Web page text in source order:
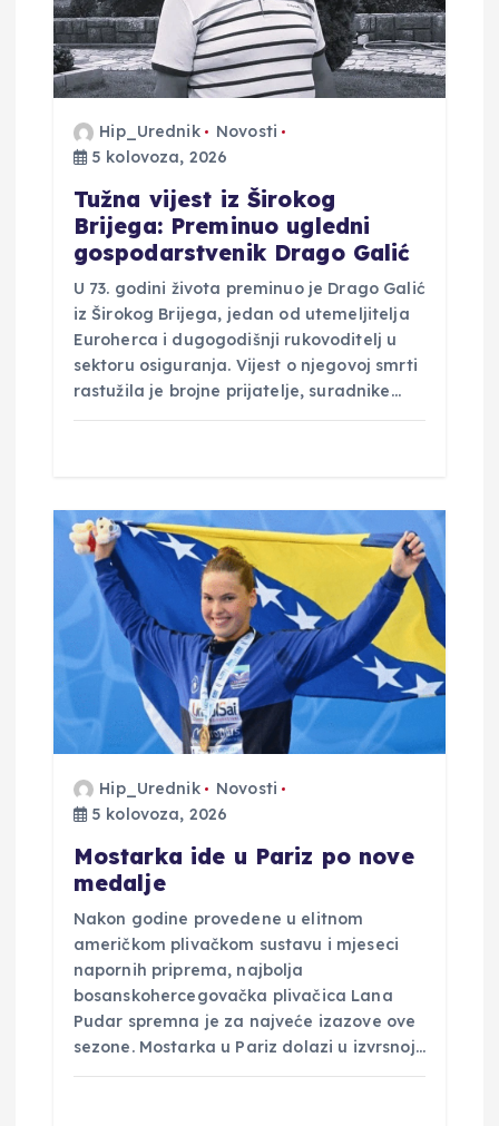
a
Hip_Urednik
Novosti
5 kolovoza, 2026
Tužna vijest iz Širokog
Brijega: Preminuo ugledni
gospodarstvenik Drago Galić
U 73. godini života preminuo je Drago Galić
iz Širokog Brijega, jedan od utemeljitelja
Euroherca i dugogodišnji rukovoditelj u
sektoru osiguranja. Vijest o njegovoj smrti
rastužila je brojne prijatelje, suradnike…
Hip_Urednik
Novosti
5 kolovoza, 2026
Mostarka ide u Pariz po nove
medalje
Nakon godine provedene u elitnom
američkom plivačkom sustavu i mjeseci
napornih priprema, najbolja
bosanskohercegovačka plivačica Lana
Pudar spremna je za najveće izazove ove
sezone. Mostarka u Pariz dolazi u izvrsnoj…